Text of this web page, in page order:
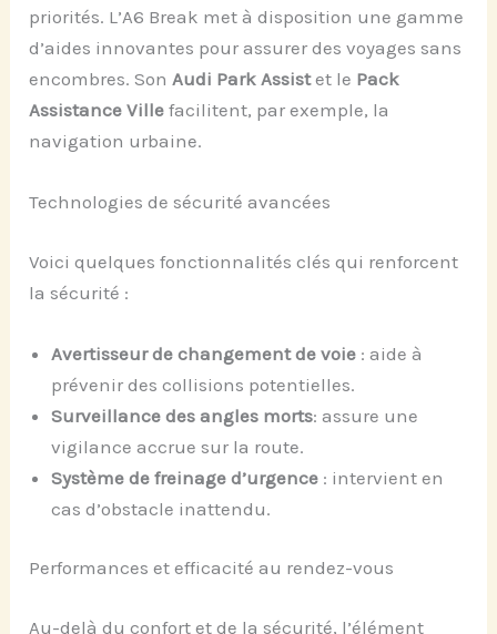
priorités. L’A6 Break met à disposition une gamme
d’aides innovantes pour assurer des voyages sans
encombres. SonAudi Park Assistet le Pack
Assistance Ville facilitent, par exemple, la
navigation urbaine.
Technologies de sécurité avancées
Voici quelques fonctionnalités clés qui renforcent
la sécurité :
Avertisseur de changement de voie : aide à
prévenir des collisions potentielles.
Surveillance des angles morts: assure une
vigilance accrue sur la route.
Système de freinage d’urgence : intervient en
cas d’obstacle inattendu.
Performances et efficacité au rendez-vous
Au-delà du confort et de la sécurité, l’élément